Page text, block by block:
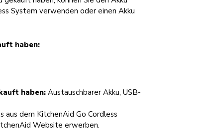
System verwenden oder einen Akku
haben:
haben:Austauschbarer Akku, USB-
aus dem KitchenAid Go Cordless
Website erwerben.